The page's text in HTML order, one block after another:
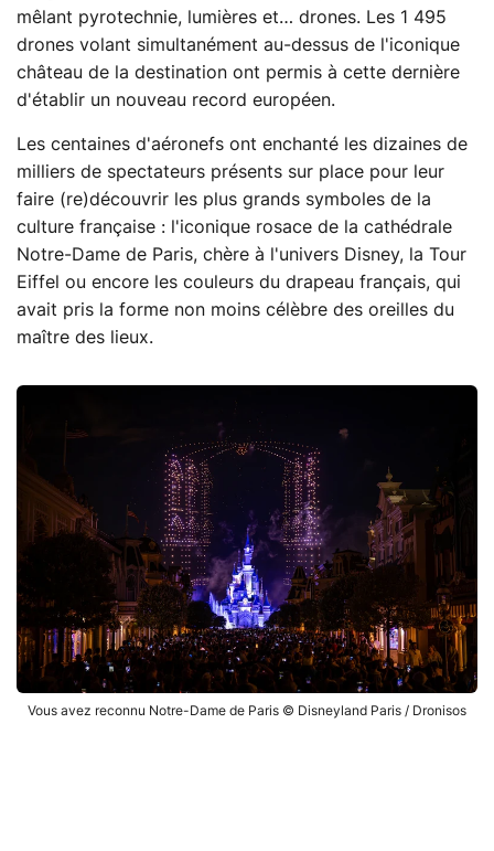
mêlant pyrotechnie, lumières et… drones. Les 1 495
drones volant simultanément au-dessus de l'iconique
château de la destination ont permis à cette dernière
d'établir un nouveau record européen.
Les centaines d'aéronefs ont enchanté les dizaines de
milliers de spectateurs présents sur place pour leur
faire (re)découvrir les plus grands symboles de la
culture française : l'iconique rosace de la cathédrale
Notre-Dame de Paris, chère à l'univers Disney, la Tour
Eiffel ou encore les couleurs du drapeau français, qui
avait pris la forme non moins célèbre des oreilles du
maître des lieux.
Vous avez reconnu Notre-Dame de Paris © Disneyland Paris / Dronisos